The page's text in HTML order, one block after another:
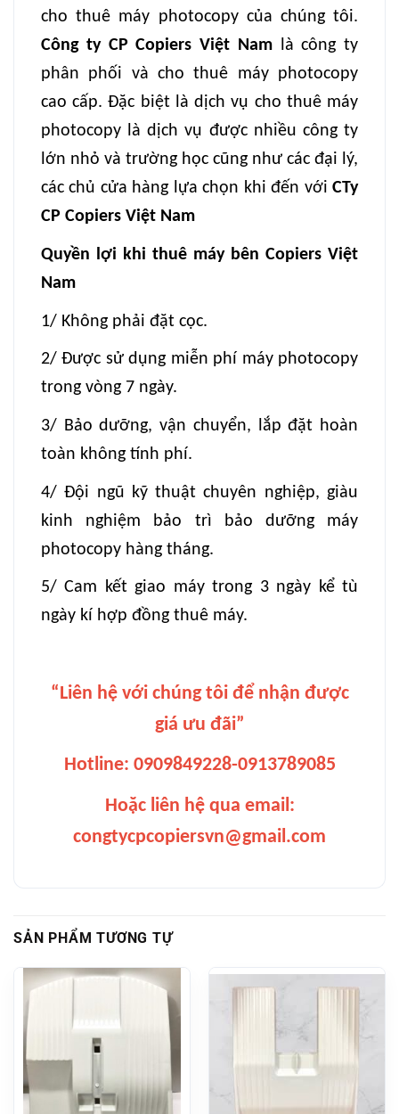
cho thuê máy photocopy của chúng tôi.
Công ty CP Copiers Việt Namlà công ty
phân phối và cho thuê máy photocopy
cao cấp. Đặc biệt là dịch vụ cho thuê máy
photocopy là dịch vụ được nhiều công ty
lớn nhỏ và trường học cũng như các đại lý,
các chủ cửa hàng lựa chọn khi đến với CTy
CP Copiers Việt Nam
Quyền lợi khi thuê máy bên Copiers Việt
Nam
1/ Không phải đặt cọc.
2/ Được sử dụng miễn phí máy photocopy
trong vòng 7 ngày.
3/ Bảo dưỡng, vận chuyển, lắp đặt hoàn
toàn không tính phí.
4/ Đội ngũ kỹ thuật chuyên nghiệp, giàu
kinh nghiệm bảo trì bảo dưỡng máy
photocopy hàng tháng.
5/ Cam kết giao máy trong 3 ngày kể tù
ngày kí hợp đồng thuê máy.
“Liên hệ với chúng tôi để nhận được
giá ưu đãi”
Hotline: 0909849228-0913789085
Hoặc liên hệ qua email:
congtycpcopiersvn@gmail.com
SẢN PHẨM TƯƠNG TỰ